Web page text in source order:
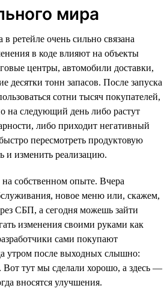
мира
в ретейле очень сильно связана
в коде влияют на объекты
центры, автомобили доставки,
десятки тонн запасов. После запуска
сотни тысяч покупателей,
на следующий день либо растут
либо приходит негативный
пересмотреть продуктовую
и изменить реализацию.
собственном опыте. Вчера
новое меню или, скажем,
СБП, а сегодня можешь зайти
изменения своими руками как
сами покупают
утром после выходных слышно:
Вот тут мы сделали хорошо, а здесь —
вносятся улучшения.